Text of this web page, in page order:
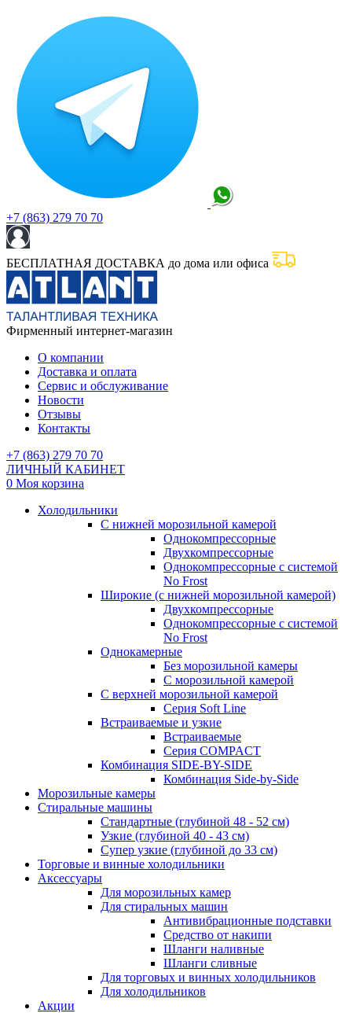
+7 (863) 279 70 70
БЕСПЛАТНАЯ ДОСТАВКА до дома или офиса
Фирменный интернет-магазин
О компании
Доставка и оплата
Сервис и обслуживание
Новости
Отзывы
Контакты
+7 (863) 279 70 70
ЛИЧНЫЙ КАБИНЕТ
0 Моя корзина
Холодильники
С нижней морозильной камерой
Однокомпрессорные
Двухкомпрессорные
Однокомпрессорные с системой
No Frost
Широкие (с нижней морозильной камерой)
Двухкомпрессорные
Однокомпрессорные с системой
No Frost
Однокамерные
Без морозильной камеры
С морозильной камерой
С верхней морозильной камерой
Серия Soft Line
Встраиваемые и узкие
Встраиваемые
Серия СOMPACT
Комбинация SIDE-BY-SIDE
Комбинация Side-by-Side
Морозильные камеры
Стиральные машины
Стандартные (глубиной 48 - 52 см)
Узкие (глубиной 40 - 43 см)
Супер узкие (глубиной до 33 см)
Торговые и винные холодильники
Аксессуары
Для морозильных камер
Для стиральных машин
Антивибрационные подставки
Средство от накипи
Шланги наливные
Шланги сливные
Для торговых и винных холодильников
Для холодильников
Акции